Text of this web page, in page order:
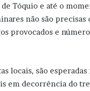
Tóquio e até o
não são precisas
provocados e
locais, são
em decorrência do